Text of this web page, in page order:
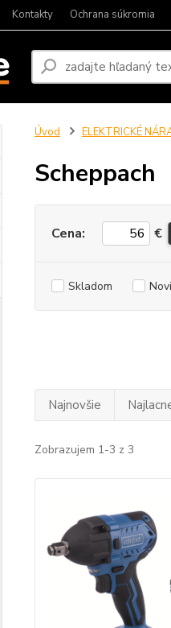
Kontakty Ochrana súkromia
Úvod ELEKTRICKÉ
Scheppach
Cena: €
Skladom
Najnovšie
Zobrazujem 1-3 z 3